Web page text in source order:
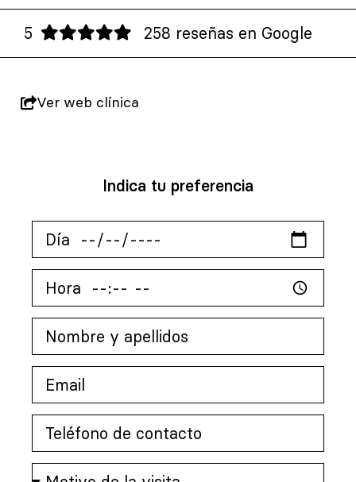
5 258 reseñas en Google
Ver web clínica
Indica tu preferencia